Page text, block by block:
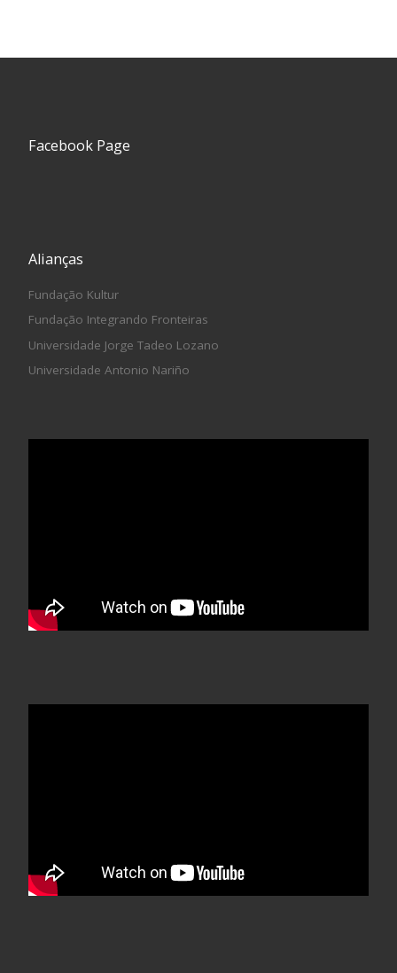
Facebook Page
Alianças
Fundação Kultur
Fundação Integrando Fronteiras
Universidade Jorge Tadeo Lozano
Universidade Antonio Nariño